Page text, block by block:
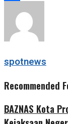
Share
spotnews
Recommended
BAZNAS Kota